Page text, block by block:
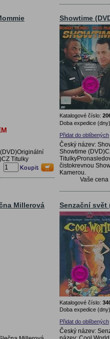
Titulky
Showtime
Katalogové číslo:
Doba expedice
Přidat do oblíbených
Český název:
Showtime
čistokrevnou
Kamerou.
Vaše cena
Millerová
Senzační svět
Katalogové číslo:
Doba expedice
Přidat do oblíbených
Český název: